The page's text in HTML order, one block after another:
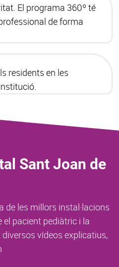
El programa 360º té
de forma
residents en les
Sant Joan de
de les millors instal·lacions
el pacient pediàtric i la
vídeos explicatius,